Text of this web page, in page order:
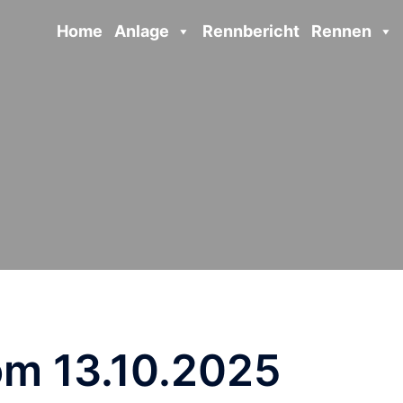
Home Anlage Rennbericht Rennen
13.10.2025